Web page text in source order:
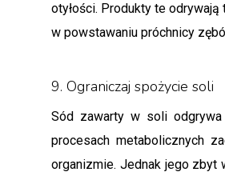
otyłości. Produkty te odrywają
w powstawaniu próchnicy
9. Ograniczaj spożycie soli
Sód zawarty w soli
procesach metabolicznych
organizmie. Jednak jego zbyt